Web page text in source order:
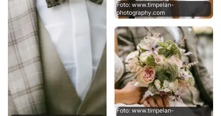
Foto: www.timpelan-
photography.com
Foto: www.timpelan-